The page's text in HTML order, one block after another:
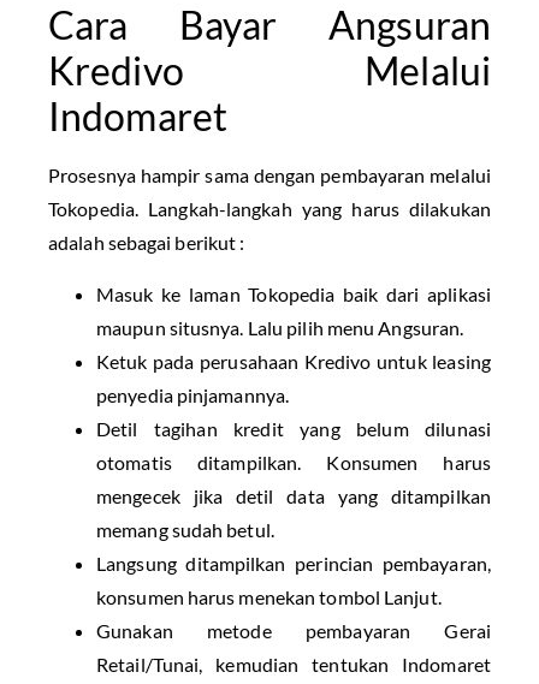
Cara Bayar Angsuran
Kredivo Melalui
Indomaret
Prosesnya hampir sama dengan pembayaran melalui
Tokopedia. Langkah-langkah yang harus dilakukan
adalah sebagai berikut :
Masuk ke laman Tokopedia baik dari aplikasi
maupun situsnya. Lalu pilih menu Angsuran.
Ketuk pada perusahaan Kredivo untuk leasing
penyedia pinjamannya.
Detil tagihan kredit yang belum dilunasi
otomatis ditampilkan. Konsumen harus
mengecek jika detil data yang ditampilkan
memang sudah betul.
Langsung ditampilkan perincian pembayaran,
konsumen harus menekan tombol Lanjut.
Gunakan metode pembayaran Gerai
Retail/Tunai, kemudian tentukan Indomaret